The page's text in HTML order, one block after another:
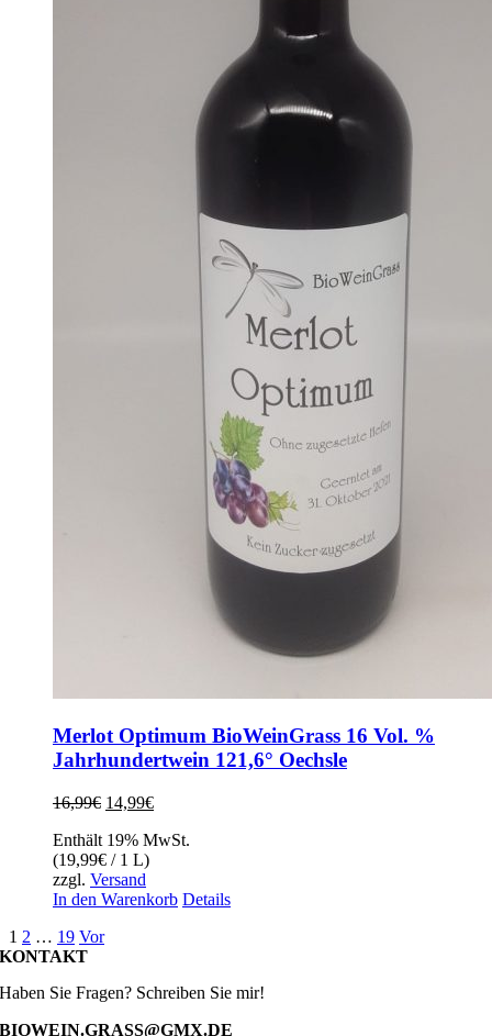
Merlot Optimum BioWeinGrass 16 Vol. %
Jahrhundertwein 121,6° Oechsle
16,99€ Ursprünglicher
war:
16,99€
14,99€Aktueller
ist:
Enthält 19% MwSt.
(19,99€ / 1 L)
zzgl. Versand
In den Warenkorb Details
1 2 … 19 Vor
KONTAKT
Haben Sie Fragen? Schreiben Sie mir!
BIOWEIN.GRASS@GMX.DE